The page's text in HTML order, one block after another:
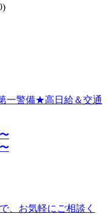
一警備★高日給＆交通
、お気軽にご相談く